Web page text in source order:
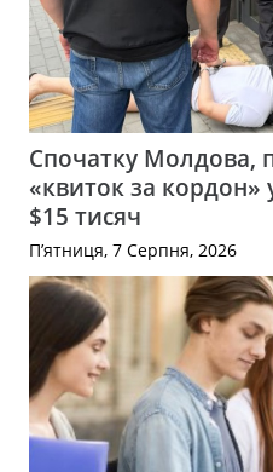
Спочатку Молдова,
«квиток за
$15 тисяч
П’ятниця, 7 Серпня, 2026